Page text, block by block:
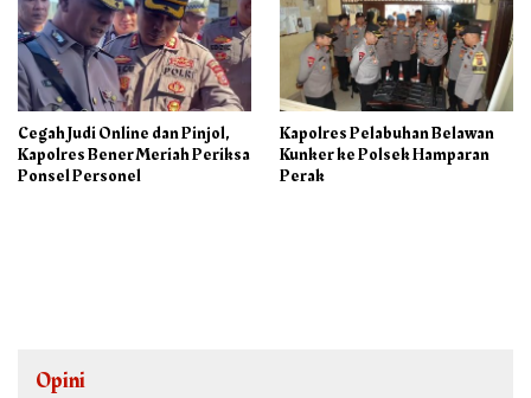
Cegah Judi Online dan Pinjol,
Kapolres Bener Meriah Periksa
Ponsel Personel
Kapolres Pelabuhan Belawan
Kunker ke Polsek Hamparan
Perak
Opini